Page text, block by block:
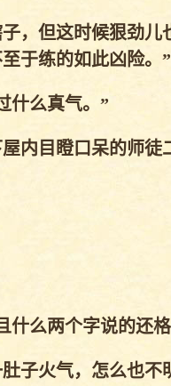
，但这时候狠劲儿
于练的如此凶险。”
什么真气。”
内目瞪口呆的师徒
么两个字说的还格
子火气，怎么也不